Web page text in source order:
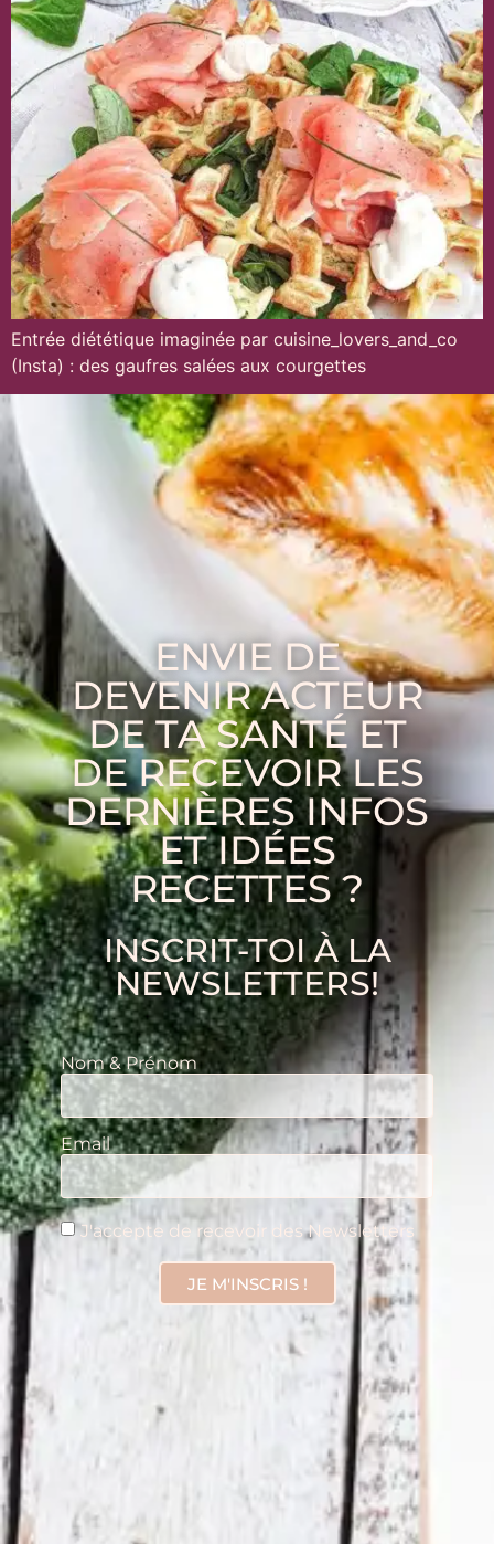
Entrée diététique imaginée par cuisine_lovers_and_co
(Insta) : des gaufres salées aux courgettes
ENVIE DE
DEVENIR ACTEUR
DE TA SANTÉ ET
DE RECEVOIR LES
DERNIÈRES INFOS
ET IDÉES
RECETTES ?
INSCRIT-TOI À LA
NEWSLETTERS!
Nom & Prénom
Email
J'accepte de recevoir des Newsletters
JE M'INSCRIS !